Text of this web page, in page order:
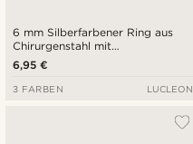
6 mm Silberfarbener Ring aus
Chirurgenstahl mit
verschlossener Perle
6,95 €
3 FARBEN LUCLEON